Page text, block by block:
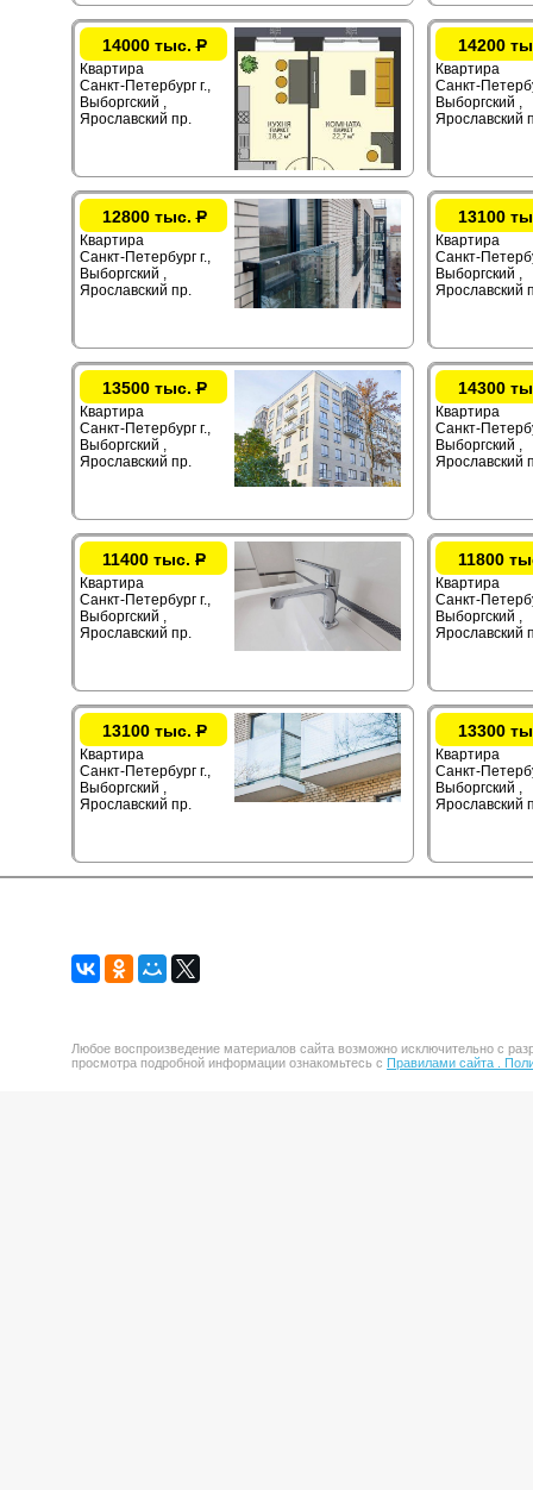
14000 тыс.Р
Квартира
Санкт-Петербург г.,
Выборгский ,
Ярославский пр.
14200
Квартира
Санкт-
Выборгский ,
Ярославский
12800 тыс.Р
Квартира
Санкт-Петербург г.,
Выборгский ,
Ярославский пр.
13100
Квартира
Санкт-
Выборгский ,
Ярославский
13500 тыс.Р
Квартира
Санкт-Петербург г.,
Выборгский ,
Ярославский пр.
14300
Квартира
Санкт-
Выборгский ,
Ярославский
11400 тыс. Р
Квартира
Санкт-Петербург г.,
Выборгский ,
Ярославский пр.
11800
Квартира
Санкт-
Выборгский ,
Ярославский
13100 тыс.Р
Квартира
Санкт-Петербург г.,
Выборгский ,
Ярославский пр.
13300
Квартира
Санкт-
Выборгский ,
Ярославский
Любое воспроизведение материалов сайта возможно исключительно с
просмотра подробной информации ознакомьтесь с Правилами сайта .